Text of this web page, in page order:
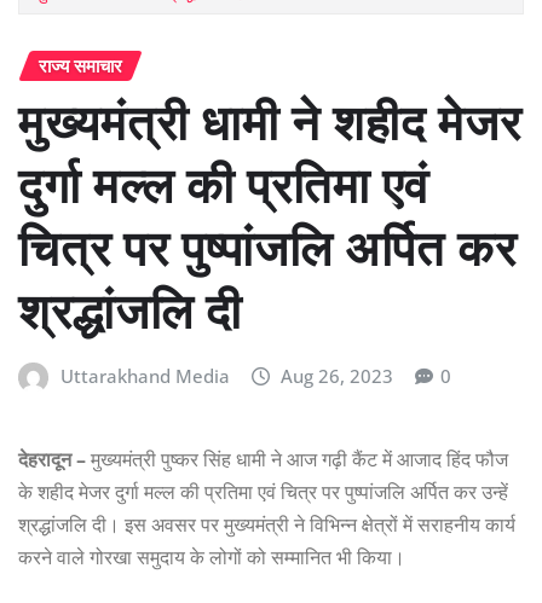
राज्य समाचार
मुख्यमंत्री धामी ने शहीद मेजर
दुर्गा मल्ल की प्रतिमा एवं
चित्र पर पुष्पांजलि अर्पित कर
श्रद्धांजलि दी
Uttarakhand Media Aug 26, 2023 0
देहरादून –मुख्यमंत्री पुष्कर सिंह धामी ने आज गढ़ी कैंट में आजाद हिंद फौज
के शहीद मेजर दुर्गा मल्ल की प्रतिमा एवं चित्र पर पुष्पांजलि अर्पित कर उन्हें
श्रद्धांजलि दी। इस अवसर पर मुख्यमंत्री ने विभिन्न क्षेत्रों में सराहनीय कार्य
करने वाले गोरखा समुदाय के लोगों को सम्मानित भी किया।